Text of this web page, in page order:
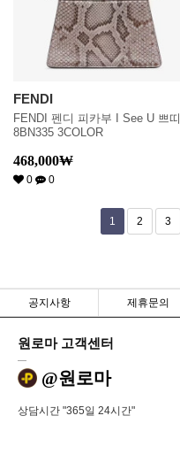
FENDI
FENDI 펜디 피카부 I See U 쁘띠
8BN335 3COLOR
468,000₩
0 0
1 2 3
공지사항 제휴문의
원로마 고객센터
@원로마
상담시간 "365일 24시간"